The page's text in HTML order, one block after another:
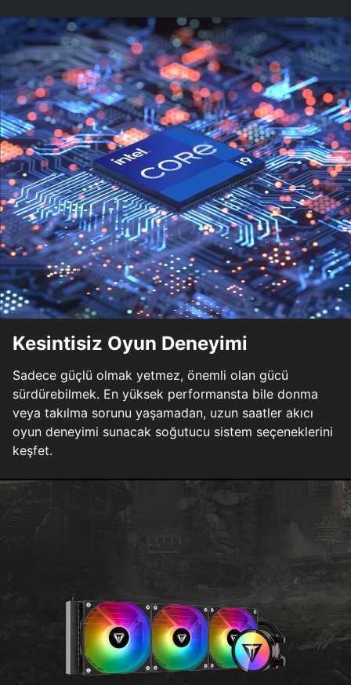
Kesintisiz Oyun Deneyimi
Sadece güçlü olmak yetmez, önemli olan gücü
sürdürebilmek. En yüksek performansta bile donma
veya takılma sorunu yaşamadan, uzun saatler akıcı
oyun deneyimi sunacak soğutucu sistem seçeneklerini
keşfet.